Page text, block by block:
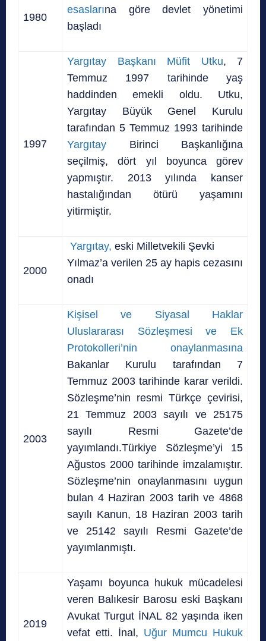
1980
esaslarına göre devlet yönetimi
başladı
1997
Yargıtay Başkanı Müfit Utku, 7
Temmuz 1997 tarihinde yaş
haddinden emekli oldu. Utku,
Yargıtay Büyük Genel Kurulu
tarafından 5 Temmuz 1993 tarihinde
Yargıtay Birinci Başkanlığına
seçilmiş, dört yıl boyunca görev
yapmıştır. 2013 yılında kanser
hastalığından ötürü yaşamını
yitirmiştir.
2000
Yargıtay, eski Milletvekili Şevki
Yılmaz’a verilen 25 ay hapis cezasını
onadı
2003
Kişisel ve Siyasal Haklar
Uluslararası Sözleşmesi ve Ek
Protokolleri’nin onaylanmasına
Bakanlar Kurulu tarafından 7
Temmuz 2003 tarihinde karar verildi.
Sözleşme’nin resmi Türkçe çevirisi,
21 Temmuz 2003 sayılı ve 25175
sayılı Resmi Gazete’de
yayımlandı.Türkiye Sözleşme’yi 15
Ağustos 2000 tarihinde imzalamıştır.
Sözleşme’nin onaylanmasını uygun
bulan 4 Haziran 2003 tarih ve 4868
sayılı Kanun, 18 Haziran 2003 tarih
ve 25142 sayılı Resmi Gazete’de
yayımlanmıştı.
2019
Yaşamı boyunca hukuk mücadelesi
veren Balıkesir Barosu eski Başkanı
Avukat Turgut İNAL 82 yaşında iken
vefat etti. İnal, Uğur Mumcu Hukuk